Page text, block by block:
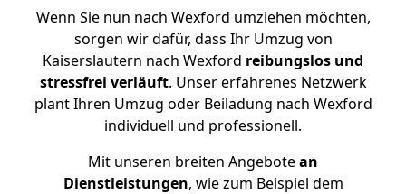
Wenn Sie nun nach Wexford umziehen möchten,
sorgen wir dafür, dass Ihr Umzug von
Kaiserslautern nach Wexford reibungslos und
stressfrei verläuft. Unser erfahrenes Netzwerk
plant Ihren Umzug oder Beiladung nach Wexford
individuell und professionell.
Mit unseren breiten Angebotean
Dienstleistungen, wie zum Beispiel dem